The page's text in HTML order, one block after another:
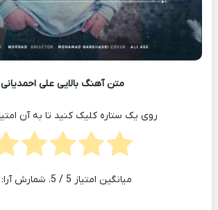
متن آهنگ بالایی علی احمدیانی
روی یک ستاره کلیک کنید تا به آن
میانگین امتیاز 5 / 5. شمارش آرا: